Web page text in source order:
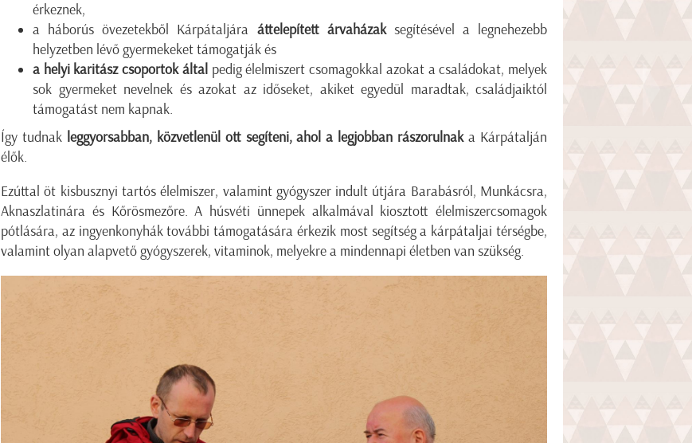
érkeznek,
a háborús övezetekből Kárpátaljára áttelepített árvaházaksegítésével a legnehezebb
helyzetben lévő gyermekeket támogatják és
a helyi karitász csoportok által pedig élelmiszert csomagokkal azokat a családokat, melyek
sok gyermeket nevelnek és azokat az időseket, akiket egyedül maradtak, családjaiktól
támogatást nem kapnak.
Így tudnak leggyorsabban, közvetlenül ott segíteni, ahol a legjobban rászorulnaka Kárpátalján
élők.
Ezúttal öt kisbusznyi tartós élelmiszer, valamint gyógyszer indult útjára Barabásról, Munkácsra,
Aknaszlatinára és Kőrösmezőre. A húsvéti ünnepek alkalmával kiosztott élelmiszercsomagok
pótlására, az ingyenkonyhák további támogatására érkezik most segítség a kárpátaljai térségbe,
valamint olyan alapvető gyógyszerek, vitaminok, melyekre a mindennapi életben van szükség.